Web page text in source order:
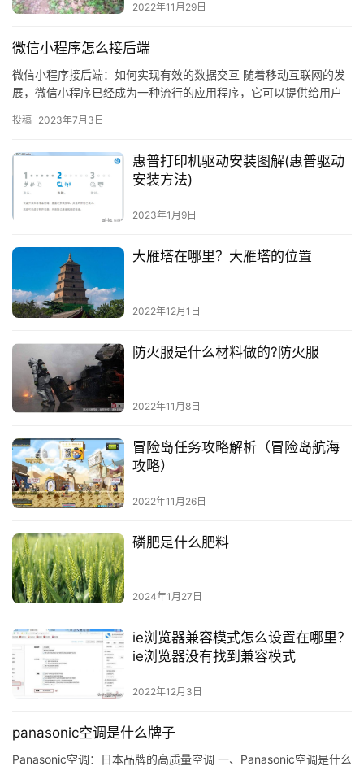
2022年11月29日
微信小程序怎么接后端
微信小程序接后端：如何实现有效的数据交互 随着移动互联网的发
展，微信小程序已经成为一种流行的应用程序，它可以提供给用户
是一…
投稿 2023年7月3日
惠普打印机驱动安装图解(惠普驱动
安装方法)
2023年1月9日
大雁塔在哪里？大雁塔的位置
2022年12月1日
防火服是什么材料做的?防火服
2022年11月8日
冒险岛任务攻略解析（冒险岛航海
攻略）
2022年11月26日
磷肥是什么肥料
2024年1月27日
ie浏览器兼容模式怎么设置在哪里？
ie浏览器没有找到兼容模式
2022年12月3日
panasonic空调是什么牌子
Panasonic空调：日本品牌的高质量空调 一、Panasonic空调是什么